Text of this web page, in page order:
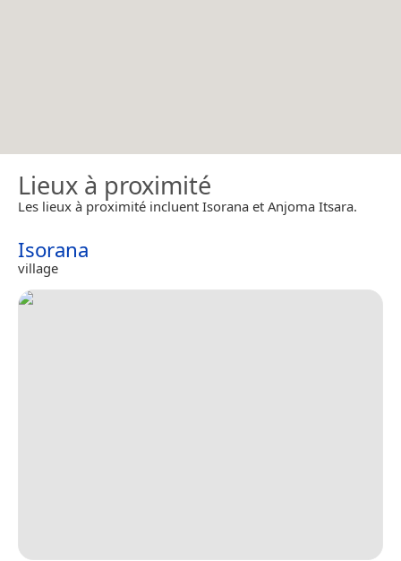
Lieux à proximité
Les lieux à proximité incluent Isorana et Anjoma Itsara.
Isorana
village